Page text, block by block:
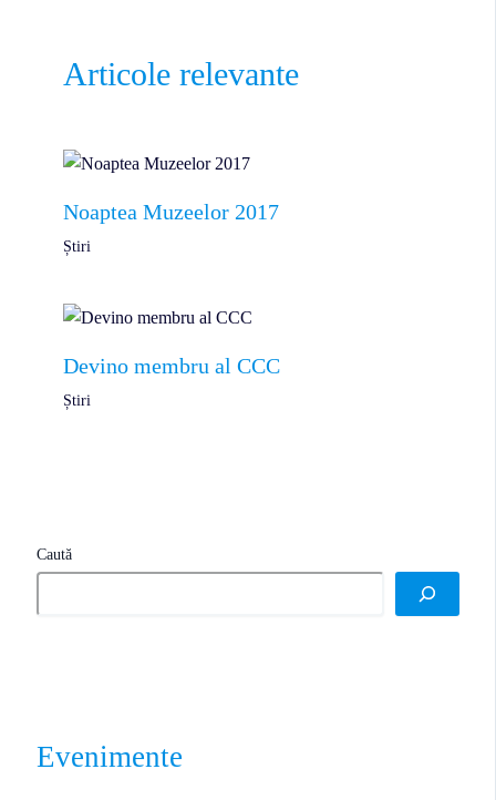
Articole relevante
Noaptea Muzeelor 2017
Știri
Devino membru al CCC
Știri
Caută
Evenimente